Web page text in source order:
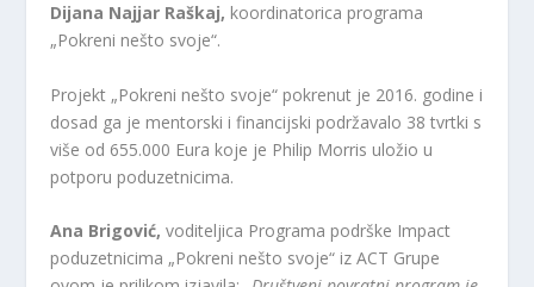
Dijana Najjar Raškaj, koordinatorica programa
„Pokreni nešto svoje“.
Projekt „Pokreni nešto svoje“ pokrenut je 2016. godine i
dosad ga je mentorski i financijski podržavalo 38 tvrtki s
više od 655.000 Eura koje je Philip Morris uložio u
potporu poduzetnicima.
Ana Brigović, voditeljica Programa podrške Impact
poduzetnicima „Pokreni nešto svoje“ iz ACT Grupe